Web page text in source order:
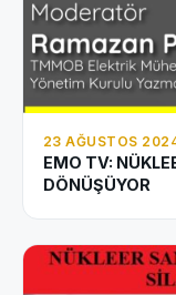
23 AĞUSTOS
EMO TV:
DÖNÜŞÜYOR